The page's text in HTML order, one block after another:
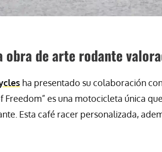
obra de arte rodante
ha presentado su colaboración
es una motocicleta única
Esta café racer personalizada,